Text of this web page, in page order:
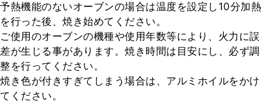
予熱機能のないオーブンの場合は温度を設定し10分加熱
を行った後、焼き始めてください。
ご使用のオーブンの機種や使用年数等により、火力に誤
差が生じる事があります。焼き時間は目安にし、必ず調
整を行ってください。
焼き色が付きすぎてしまう場合は、アルミホイルをかけ
てください。